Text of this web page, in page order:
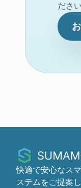
ださい
快適で安心なス
ステムをご提案し